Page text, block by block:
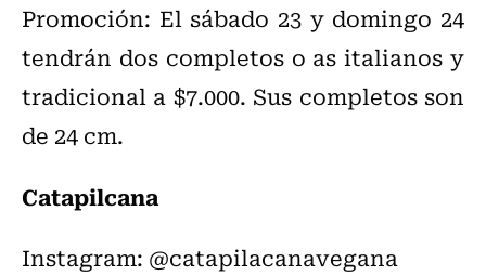
Promoción: El sábado 23 y domingo 24
tendrán dos completos o as italianos y
tradicional a $7.000. Sus completos son
de 24 cm.
Catapilcana
Instagram: @catapilacanavegana